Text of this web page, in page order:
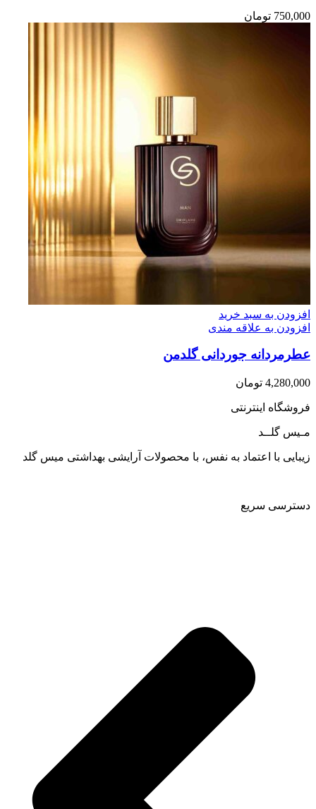
750,000 تومان
افزودن به سبد خرید
افزودن به علاقه مندی
عطرمردانه جوردانی گلدمن
4,280,000 تومان
فروشگاه اینترنتی
مـیس گلــد
زیبایی با اعتماد به نفس، با محصولات آرایشی بهداشتی میس گلد
دسترسی سریع